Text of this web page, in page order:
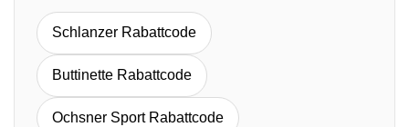
Schlanzer Rabattcode
Buttinette Rabattcode
Ochsner Sport Rabattcode